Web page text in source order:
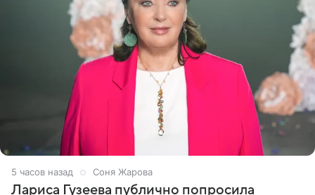
5 часов назад Соня Жарова
Лариса Гузеева публично попросила